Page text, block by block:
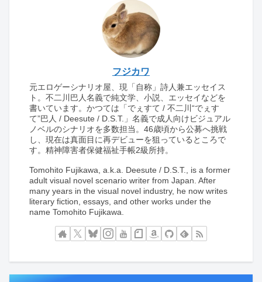
フジカワ
元エロゲーシナリオ屋、現「自称」詩人兼エッセイス
ト。不二川巴人名義で純文学、小説、エッセイなどを
書いています。かつては「でぇすて / 不二川“でぇす
て”巴人 / Deesute / D.S.T.」名義で成人向けビジュアル
ノベルのシナリオを多数担当。46歳頃から公募へ挑戦
し、現在は真面目に再デビューを狙っているところで
す。精神障害者保健福祉手帳2級所持。
Tomohito Fujikawa, a.k.a. Deesute / D.S.T., is a former
adult visual novel scenario writer from Japan. After
many years in the visual novel industry, he now writes
literary fiction, essays, and other works under the
name Tomohito Fujikawa.